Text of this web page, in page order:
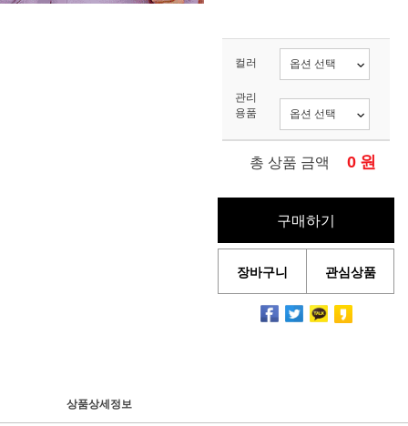
컬러
관리
용품
총 상품 금액 0 원
구매하기
장바구니 관심상품
상품상세정보